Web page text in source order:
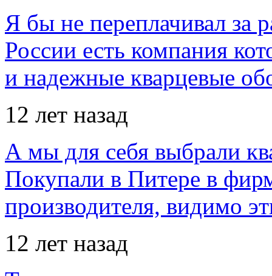
Я бы не переплачивал за
России есть компания
и надежные кварцевые
12 лет назад
А мы для себя выбрали
Покупали в Питере в
производителя, видимо
12 лет назад